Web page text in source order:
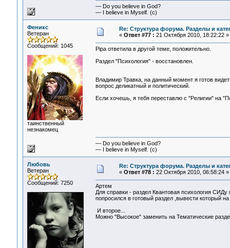
— Do you believe in God?
— I believe in Myself. (c)
Феникс
Ветеран
Сообщений: 1045
таинственный
незнакомец
Re: Структура форума. Разделы и
« Ответ #77 : 21 Октября 2010, 18:22:22 »
Pipa ответила в другой теме, положительно.
Раздел "Психология" - восстановлен.
Владимир Травка, на данный момент я готов
вопрос деликатный и политический.
Если хочешь, я тебя переставлю с "Религии" на
— Do you believe in God?
— I believe in Myself. (c)
Любовь
Ветеран
Сообщений: 7250
Re: Структура форума. Разделы и
« Ответ #78 : 22 Октября 2010, 06:58:24 »
Артем
Для справки - раздел Квантовая психология
попросился в готовый раздел ,вывести который
И второе...
Можно "Высокое" заменить на Тематические